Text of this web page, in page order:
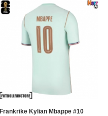
Frankrike Kylian Mbappe #10